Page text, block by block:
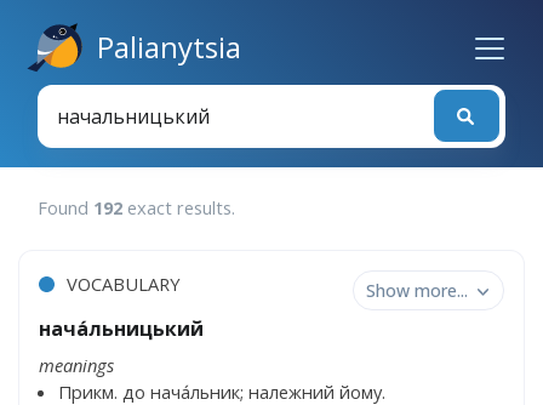
Palianytsia
Found 192 exact results.
VOCABULARY Show more...
нача́льницький
meanings
Прикм. до нача́льник; належний йому.